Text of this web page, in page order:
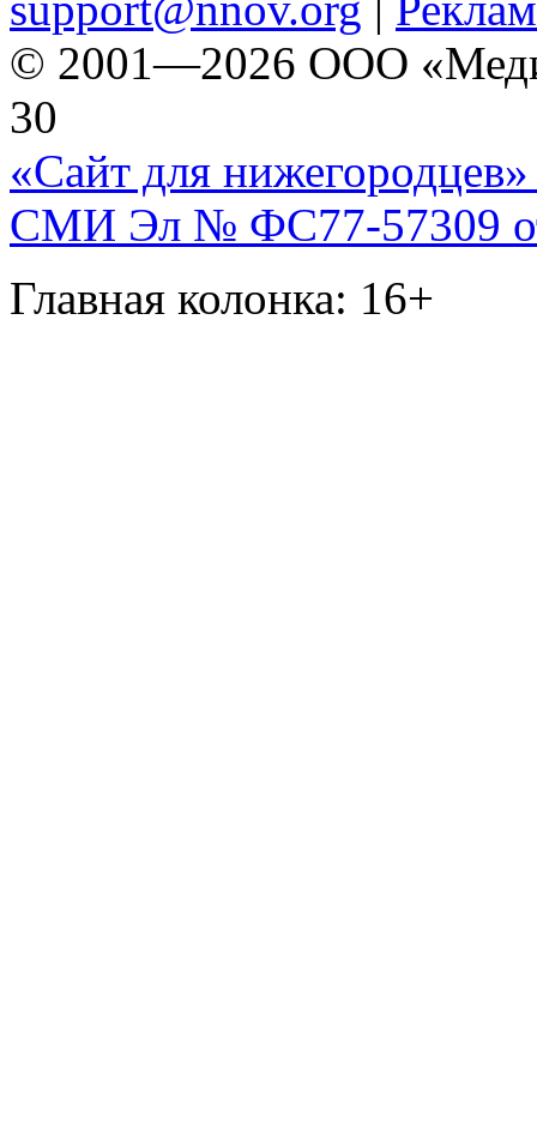
© 2001—2026 ООО
30
«Сайт для нижегородцев»
СМИ Эл № ФС77-57309
Главная колонка: 16+